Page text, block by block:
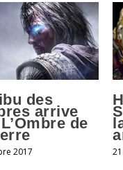
des
arrive
de
2017